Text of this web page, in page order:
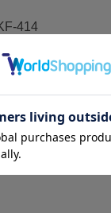
414
オレンジ高輝度反射
ラスチック製